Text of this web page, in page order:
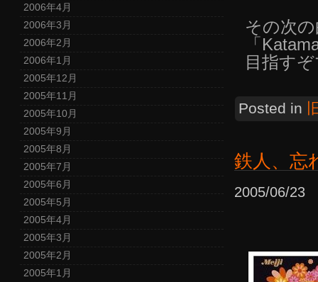
2006年4月
2006年3月
2006年2月
2006年1月
2005年12月
2005年11月
2005年10月
2005年9月
2005年8月
2005年7月
2005年6月
2005年5月
2005年4月
2005年3月
2005年2月
2005年1月
その次
「
目指す
Posted in
鉄人、忘
2005/06/23